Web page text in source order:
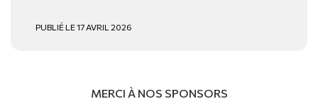
PUBLIÉ LE 17 AVRIL 2026
MERCI À NOS SPONSORS